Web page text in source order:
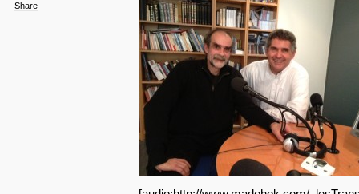
Share